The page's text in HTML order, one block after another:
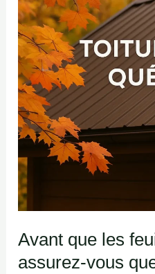
Avant que les
assurez-vous
feuilles
ne
tombent,
assurez-
vous
que
votre
toit
tienne
bon